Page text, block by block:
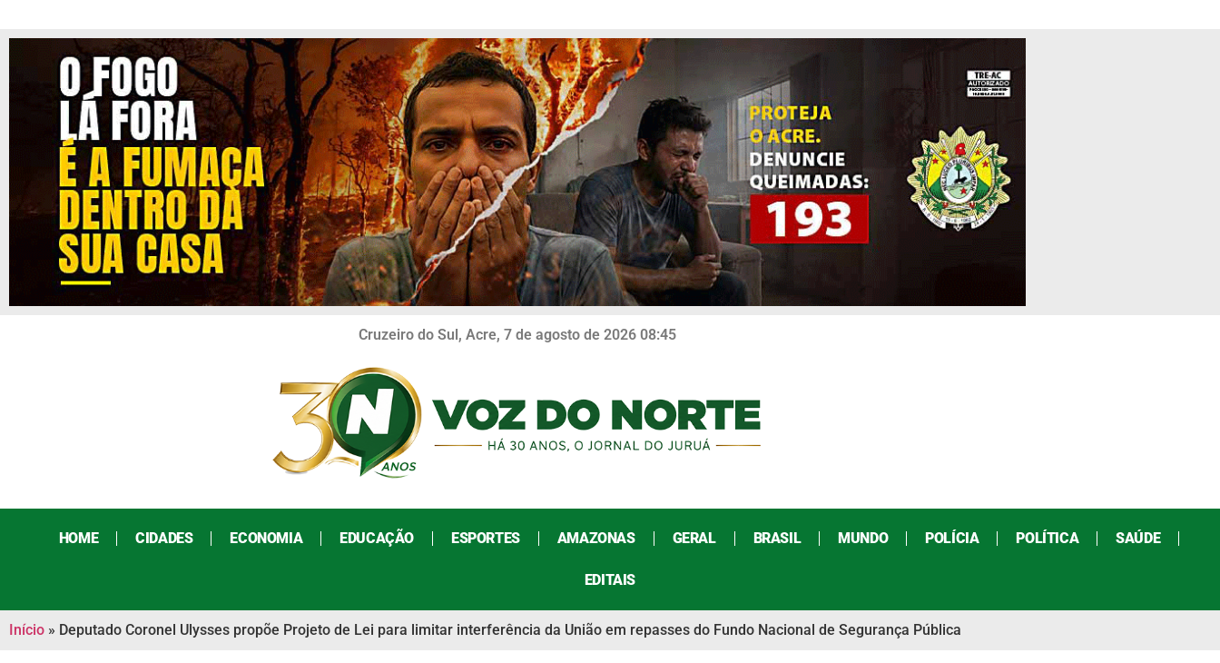
Cruzeiro do Sul, Acre, 7 de agosto de 2026 08:45
HOME CIDADES ECONOMIA EDUCAÇÃO ESPORTES AMAZONAS GERAL BRASIL MUNDO POLÍCIA POLÍTICA SAÚDE
EDITAIS
Início » Deputado Coronel Ulysses propõe Projeto de Lei para limitar interferência da União em repasses do Fundo Nacional de Segurança Pública